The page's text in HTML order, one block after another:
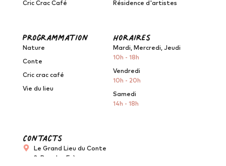
Cric Crac Café Résidence d'artistes
programmation
Nature
Conte
Cric crac café
Vie du lieu
horaires
Mardi, Mercredi, Jeudi
10h - 18h
Vendredi
10h - 20h
Samedi
14h - 18h
Contacts
Le Grand Lieu du Conte
2, Rue des Frères